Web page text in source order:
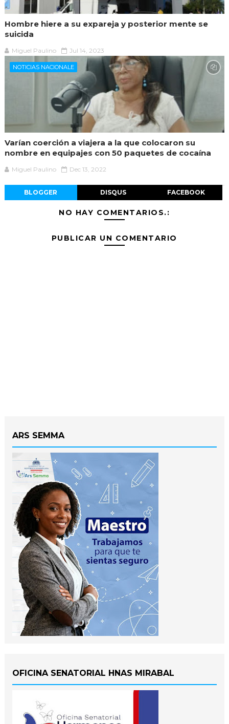
Hombre hiere a su expareja y posterior mente se
suicida
Miguel Paulino Jul 14, 2023
NOTICIAS NACIONALE
Varían coerción a viajera a la que colocaron su
nombre en equipajes con 50 paquetes de cocaína
Miguel Paulino Dec 13, 2022
BLOGGER DISQUS FACEBOOK
NO HAY COMENTARIOS.:
PUBLICAR UN COMENTARIO
ARS SEMMA
OFICINA SENATORIAL HNAS MIRABAL